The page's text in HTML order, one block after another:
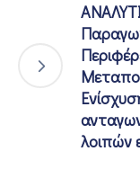
λοιπών